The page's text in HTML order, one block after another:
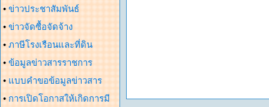
• ข่าวประชาสัมพันธ์
• ข่าวจัดซื้อจัดจ้าง
• ภาษีโรงเรือนและที่ดิน
• ข้อมูลข่าวสารราชการ
• แบบคำขอข้อมูลข่าวสาร
• การเปิดโอกาสให้เกิดการมี